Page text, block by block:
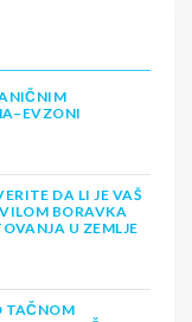
DA LI JE VAŠ
BORAVKA
U ZEMLJE
TAČNOM